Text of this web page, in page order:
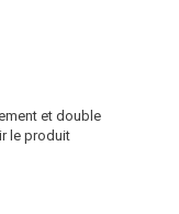
et double
le produit